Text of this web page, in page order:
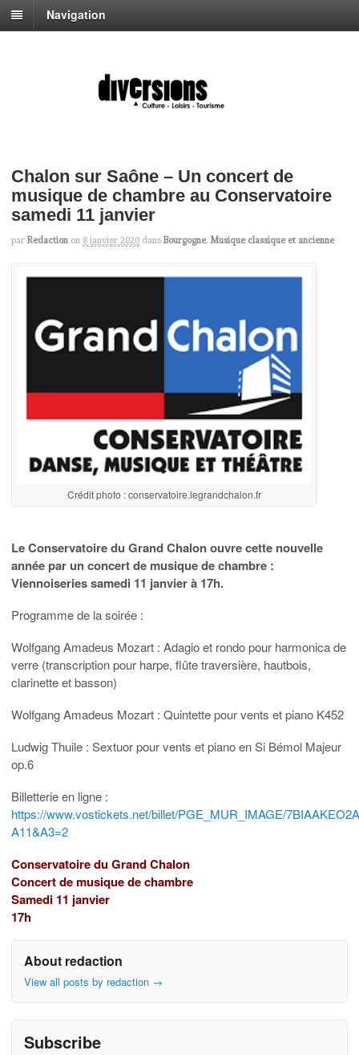
Navigation
Chalon sur Saône – Un concert de
musique de chambre au Conservatoire
samedi 11 janvier
par Redaction on 8 janvier 2020 dans Bourgogne, Musique classique et ancienne
Crédit photo : conservatoire.legrandchalon.fr
Le Conservatoire du Grand Chalon ouvre cette nouvelle
année par un concert de musique de chambre :
Viennoiseries samedi 11 janvier à 17h.
Programme de la soirée :
Wolfgang Amadeus Mozart : Adagio et rondo pour harmonica de
verre (transcription pour harpe, flûte traversière, hautbois,
clarinette et basson)
Wolfgang Amadeus Mozart : Quintette pour vents et piano K452
Ludwig Thuile : Sextuor pour vents et piano en Si Bémol Majeur
op.6
Billetterie en ligne :
https://www.vostickets.net/billet/PGE_MUR_IMAGE/
A11&A3=2
Conservatoire du Grand Chalon
Concert de musique de chambre
Samedi 11 janvier
17h
About redaction
View all posts by redaction →
Subscribe